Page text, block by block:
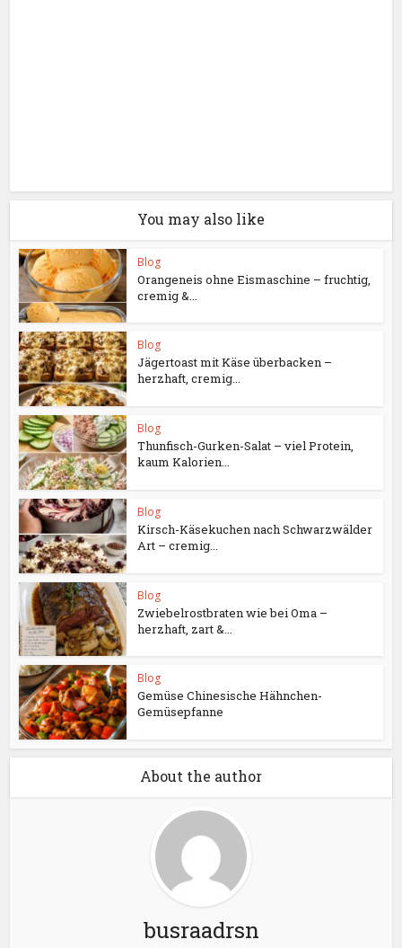
You may also like
Blog
Orangeneis ohne Eismaschine – fruchtig,
cremig &...
Blog
Jägertoast mit Käse überbacken –
herzhaft, cremig...
Blog
Thunfisch-Gurken-Salat – viel Protein,
kaum Kalorien...
Blog
Kirsch-Käsekuchen nach Schwarzwälder
Art – cremig...
Blog
Zwiebelrostbraten wie bei Oma –
herzhaft, zart &...
Blog
Gemüse Chinesische Hähnchen-
Gemüsepfanne
About the author
busraadrsn